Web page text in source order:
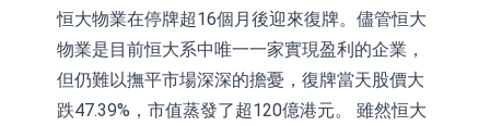
海"系列智算模組 系列產品基於國產
CPU與GPU構建
【異動股】醫療研發外包板塊拉升，
博騰股份(300363.CN)漲20.02%
日韓股市收盤雙雙下跌
依米康：海外交付以東南亞、中東市
恒大物業在停牌超16個月後迎來復牌。儘管恒大
物業是目前恒大系中唯一一家實現盈利的企業，
但仍難以撫平市場深深的擔憂，復牌當天股價大
跌47.39%，市值蒸發了超120億港元。 雖然恒大